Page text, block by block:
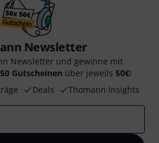
Newsletter
Newsletter und gewinne mit
50 Gutscheinen über jeweils 50€!
Deals Thomann Insights